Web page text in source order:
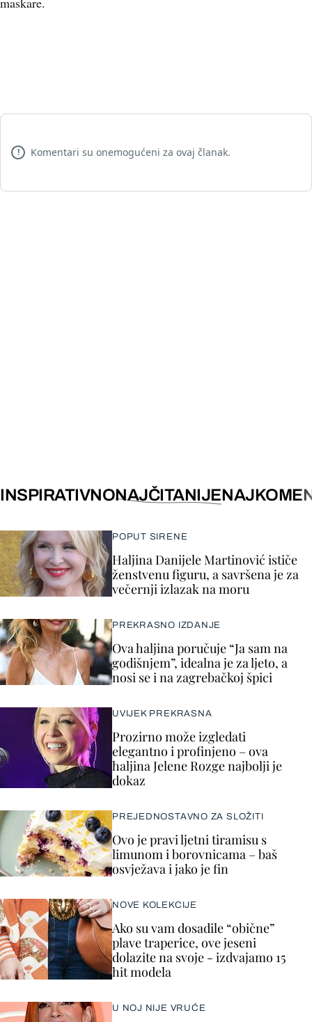
! Komentari su onemogućeni za ovaj članak.
INSPIRATIVNONAJČITANIJE
POPUT SIRENE
Haljina Danijele Martinović ističe
ženstvenu figuru, a savršena je za
večernji izlazak na moru
PREKRASNO IZDANJE
Ova haljina poručuje “Ja sam na
godišnjem”, idealna je za ljeto, a
nosi se i na zagrebačkoj špici
UVIJEK PREKRASNA
Prozirno može izgledati
elegantno i profinjeno – ova
haljina Jelene Rozge najbolji je
dokaz
PREJEDNOSTAVNO ZA SLOŽITI
Ovo je pravi ljetni tiramisu s
limunom i borovnicama – baš
osvježava i jako je fin
NOVE KOLEKCIJE
Ako su vam dosadile “obične”
plave traperice, ove jeseni
dolazite na svoje - izdvajamo 15
hit modela
U NOJ NIJE VRUĆE